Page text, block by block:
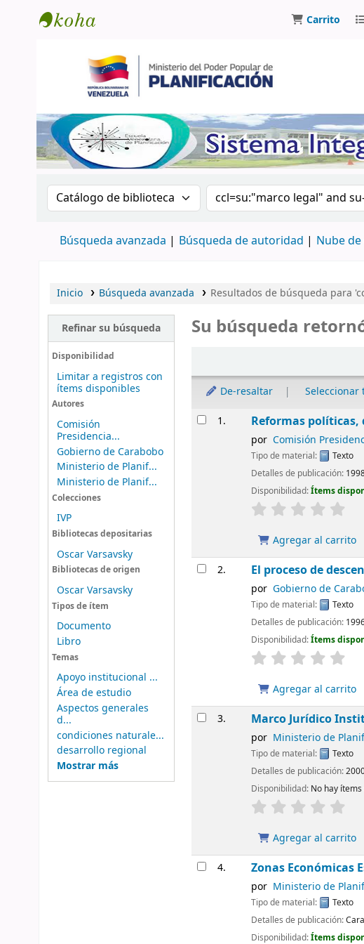
Carrito
Buscar en el catálogo por:Buscar en el catálogo por
Búsqueda avanzada Búsqueda de autoridad Nube
Inicio Búsqueda avanzada Resultados de búsqueda para
Refinar su búsqueda
Disponibilidad
Limitar a registros con
ítems disponibles
Autores
Comisión
Presidencia...
Gobierno de Carabobo
Ministerio de Planif...
Ministerio de Planif...
Colecciones
IVP
Bibliotecas depositarias
Oscar Varsavsky
Bibliotecas de origen
Oscar Varsavsky
Tipos de ítem
Documento
Libro
Temas
Apoyo institucional ...
Área de estudio
Aspectos generales
d...
condiciones naturale...
desarrollo regional
Mostrar más
Su búsqueda
De-resaltar Seleccionar
Resultados
1. Reformas políticas,
por Comisión
Tipo de material:
Texto
Detalles de publicación:
Disponibilidad:Ítems
Agregar al carrito
2. El proceso de
por Gobierno de
Tipo de material:
Texto
Detalles de publicación:
Disponibilidad:Ítems
Agregar al carrito
3. Marco Jurídico
por Ministerio de
Tipo de material:
Texto
Detalles de publicación:
Disponibilidad: No hay
Agregar al carrito
4. Zonas Económicas
por Ministerio de
Tipo de material:
Texto
Detalles de publicación:
Disponibilidad:Ítems